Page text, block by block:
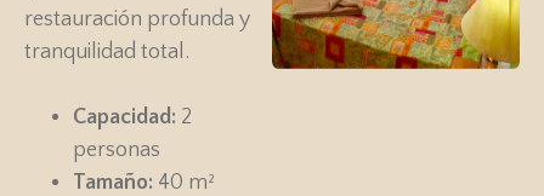
restauración profunda y
tranquilidad total.
Capacidad: 2
personas
Tamaño: 40 m²